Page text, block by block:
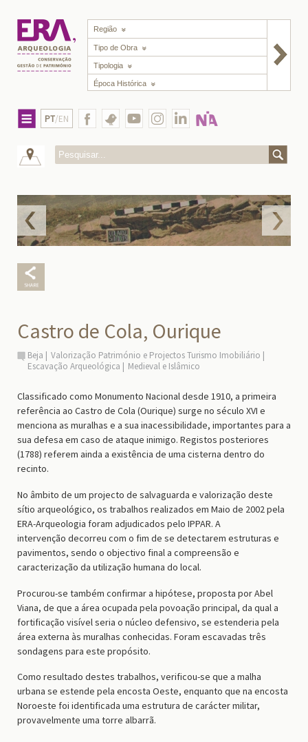
Região
Tipo de Obra
Tipologia
Época Histórica
PT/EN
Castro de Cola, Ourique
Beja
Valorização Património e Projectos Turismo Imobiliário
Escavação Arqueológica
Medieval e Islâmico
Classificado como Monumento Nacional desde 1910, a primeira
referência ao Castro de Cola (Ourique) surge no século XVI e
menciona as muralhas e a sua inacessibilidade, importantes para a
sua defesa em caso de ataque inimigo. Registos posteriores
(1788) referem ainda a existência de uma cisterna dentro do
recinto.
No âmbito de um projecto de salvaguarda e valorização deste
sítio arqueológico, os trabalhos realizados em Maio de 2002 pela
ERA-Arqueologia foram adjudicados pelo IPPAR. A
intervenção decorreu com o fim de se detectarem estruturas e
pavimentos, sendo o objectivo final a compreensão e
caracterização da utilização humana do local.
Procurou-se também confirmar a hipótese, proposta por Abel
Viana, de que a área ocupada pela povoação principal, da qual a
fortificação visível seria o núcleo defensivo, se estenderia pela
área externa às muralhas conhecidas. Foram escavadas três
sondagens para este propósito.
Como resultado destes trabalhos, verificou-se que a malha
urbana se estende pela encosta Oeste, enquanto que na encosta
Noroeste foi identificada uma estrutura de carácter militar,
provavelmente uma torre albarrã.